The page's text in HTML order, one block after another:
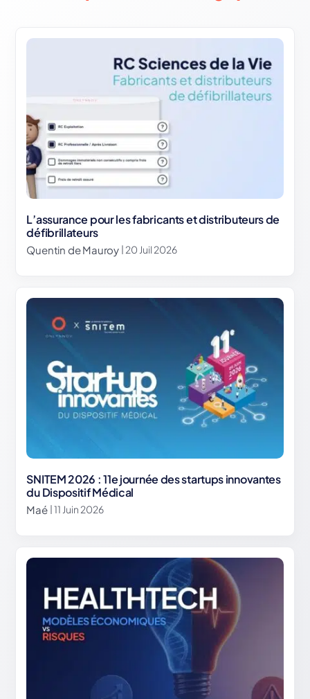
L’assurance pour les fabricants et distributeurs de
défibrillateurs
Quentin de Mauroy | 20 Juil 2026
SNITEM 2026 : 11e journée des startups innovantes
du Dispositif Médical
Maé | 11 Juin 2026